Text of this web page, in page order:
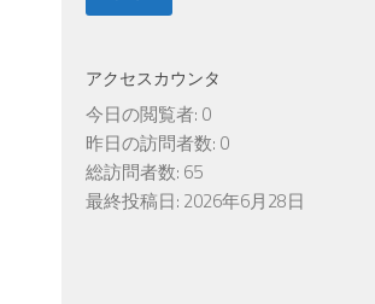
アクセスカウンタ
今日の閲覧者: 0
昨日の訪問者数: 0
総訪問者数: 65
最終投稿日: 2026年6月28日